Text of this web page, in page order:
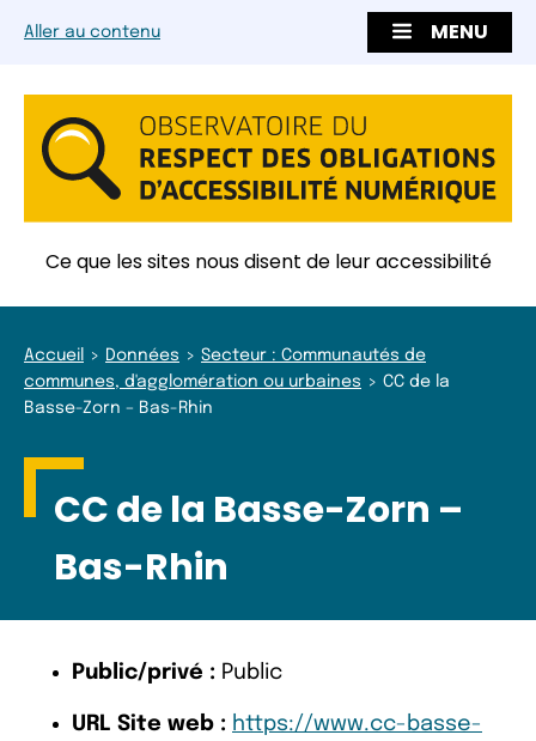
Aller au contenu MENU
Ce que les sites nous disent de leur accessibilité
Accueil Données
Secteur : Communautés de
communes, d'agglomération ou urbaines
CC de la
Basse-Zorn – Bas-Rhin
CC de la Basse-Zorn –
Bas-Rhin
Public/privé : Public
URL Site web : https://www.cc-basse-